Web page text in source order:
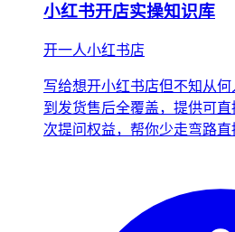
小红书开店实操知识库
开一人小红书店
写给想开小红书店但不知从
到发货售后全覆盖，提供可
次提问权益，帮你少走弯路直